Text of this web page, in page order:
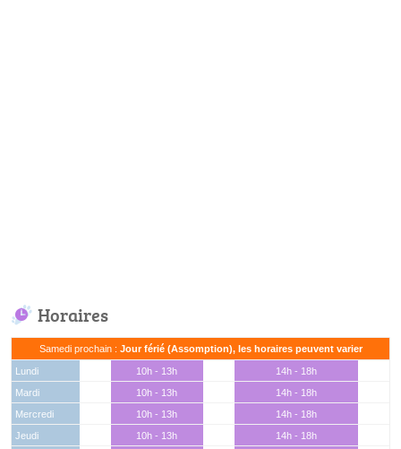
Horaires
Samedi prochain : Jour férié (Assomption), les horaires peuvent varier
Lundi 10h - 13h
14h - 18h
Mardi
10h - 13h
14h - 18h
Mercredi
10h - 13h
14h - 18h
Jeudi
10h - 13h
14h - 18h